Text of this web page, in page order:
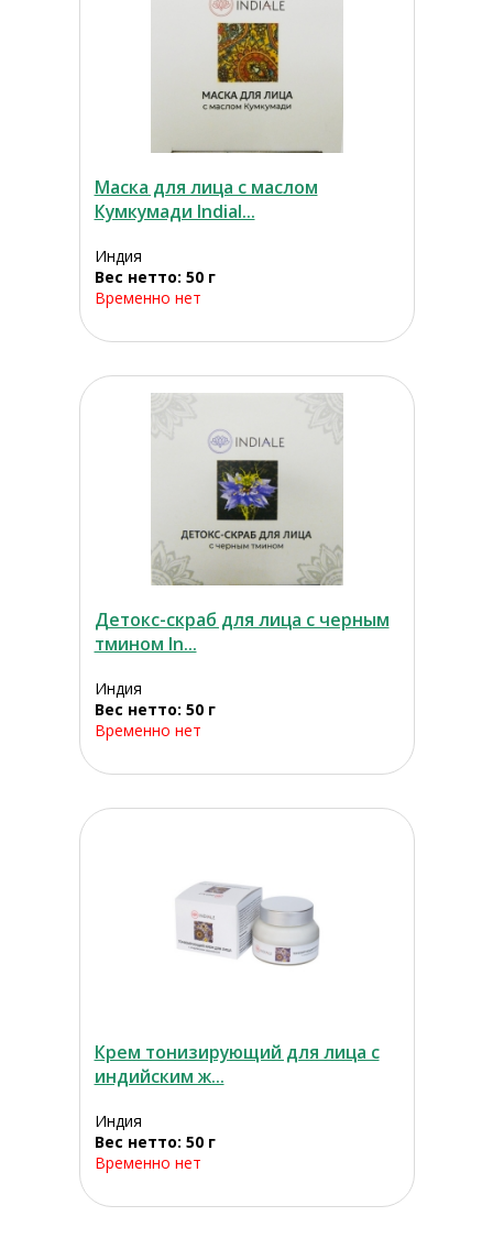
Маска для лица с маслом
Кумкумади Indial...
Индия
Вес нетто: 50 г
Временно нет
Детокс-скраб для лица с черным
тмином In...
Индия
Вес нетто: 50 г
Временно нет
Крем тонизирующий для лица с
индийским ж...
Индия
Вес нетто: 50 г
Временно нет